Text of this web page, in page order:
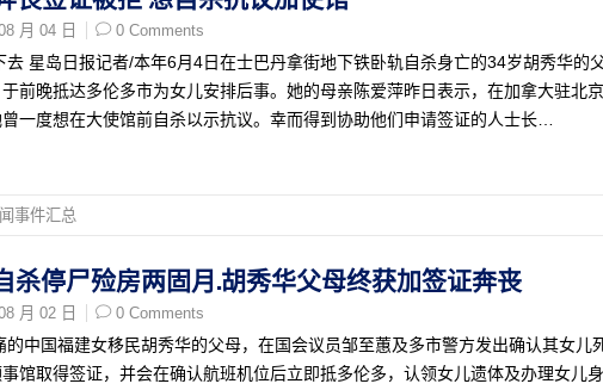
月 04 日 0 Comments
去 星岛日报记者/本年6月4日在士巴丹拿街地下铁卧轨自杀身亡的34岁胡秀华的
前晚抵达多伦多市为女儿安排后事。她的母亲陈爱萍昨日表示，在加拿大驻北
一度想在大使馆前自杀以示抗议。幸而得到协助他们申请签证的人士长…
事件汇总
杀停尸殓房两固月.胡秀华父母终获加签证奔丧
月 02 日 0 Comments
的中国福建女移民胡秀华的父母，在国会议员邹至蕙及多市警方发出确认其女儿
馆取得签证，并会在确认航班机位后立即抵多伦多，认领女儿遗体及办理女儿